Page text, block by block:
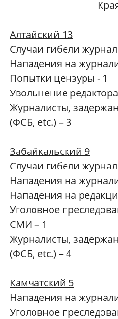
Алтайский 13
Случаи гибели
Нападения на
Попытки цензуры - 1
Увольнение
Журналисты,
(ФСБ, etc.) – 3
Забайкальский 9
Случаи гибели
Нападения на
Нападения на
Уголовное
СМИ – 1
Журналисты,
(ФСБ, etc.) – 4
Камчатский 5
Нападения на
Уголовное